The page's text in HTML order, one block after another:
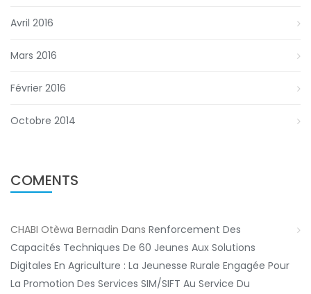
Avril 2016
Mars 2016
Février 2016
Octobre 2014
COMENTS
CHABI Otèwa Bernadin Dans Renforcement Des
Capacités Techniques De 60 Jeunes Aux Solutions
Digitales En Agriculture : La Jeunesse Rurale Engagée Pour
La Promotion Des Services SIM/SIFT Au Service Du